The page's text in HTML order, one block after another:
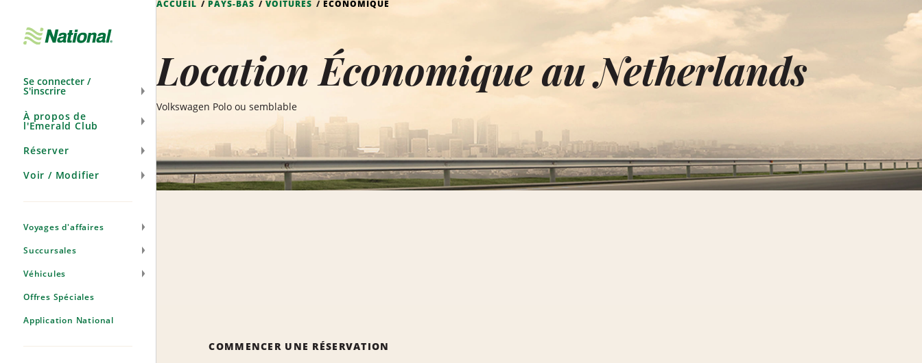
navigation
Se connecter /
S'inscrire
À propos de
l'Emerald Club
Réserver
Voir / Modifier
Voyages d'affaires
Succursales
Véhicules
Offres Spéciales
Application National
ACCUEIL PAYS-BAS VOITURES ÉCONOMIQUE
Location Économique au Netherlands
Volkswagen Polo ou semblable
COMMENCER UNE RÉSERVATION